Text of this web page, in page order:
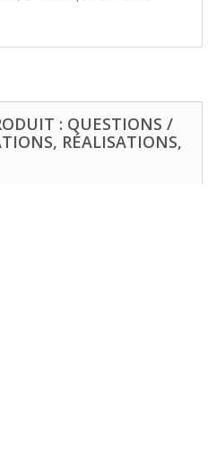
: QUESTIONS /
RÉALISATIONS,